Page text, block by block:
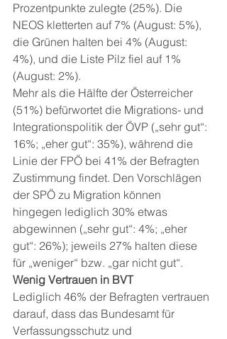
Prozentpunkte zulegte (25%). Die
NEOS kletterten auf 7% (August: 5%),
die Grünen halten bei 4% (August:
4%), und die Liste Pilz fiel auf 1%
(August: 2%).
Mehr als die Hälfte der Österreicher
(51%) befürwortet die Migrations- und
Integrationspolitik der ÖVP („sehr gut“:
16%; „eher gut“: 35%), während die
Linie der FPÖ bei 41% der Befragten
Zustimmung findet. Den Vorschlägen
der SPÖ zu Migration können
hingegen lediglich 30% etwas
abgewinnen („sehr gut“: 4%; „eher
gut“: 26%); jeweils 27% halten diese
für „weniger“ bzw. „gar nicht gut“.
Wenig Vertrauen in BVT
Lediglich 46% der Befragten vertrauen
darauf, dass das Bundesamt für
Verfassungsschutz und